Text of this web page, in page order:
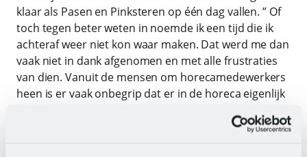
klaar als Pasen en Pinksteren op één dag vallen. ” Of
toch tegen beter weten in noemde ik een tijd die ik
achteraf weer niet kon waar maken. Dat werd me dan
vaak niet in dank afgenomen en met alle frustraties
van dien. Vanuit de mensen om horecamedewerkers
heen is er vaak onbegrip dat er in de horeca eigenlijk
zijn. Omdat er veel passie en liefde is voor het vak